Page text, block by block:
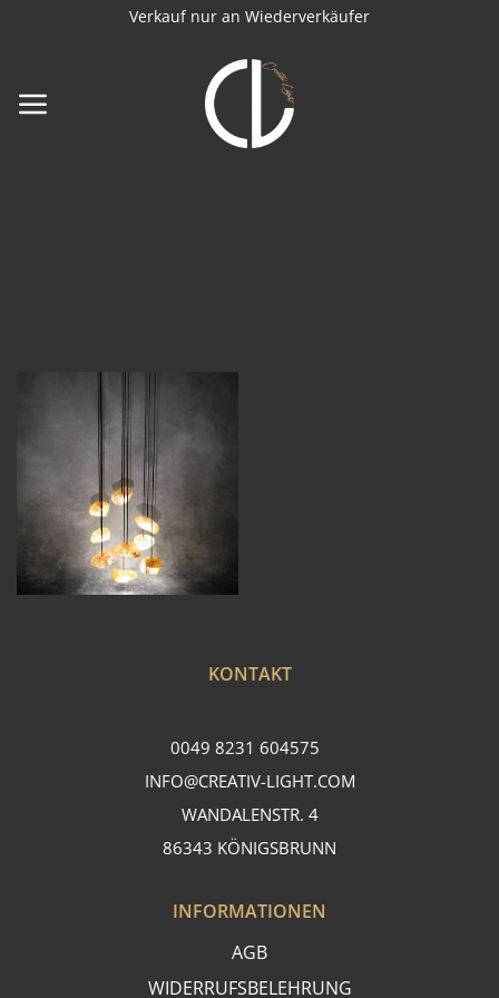
Verkauf nur an Wiederverkäufer
KONTAKT
0049 8231 604575
INFO@CREATIV-LIGHT.COM
WANDALENSTR. 4
86343 KÖNIGSBRUNN
INFORMATIONEN
AGB
WIDERRUFSBELEHRUNG